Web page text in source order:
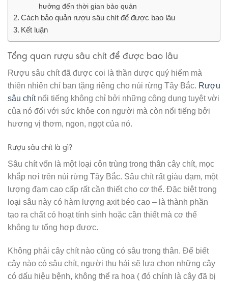
hưởng đến thời gian bảo quản
Cách bảo quản rượu sâu chít để được bao lâu
Kết luận
Tổng quan rượu sâu chít để được bao lâu
Rượu sâu chít đã được coi là thần dược quý hiếm mà
thiên nhiên chỉ ban tặng riêng cho núi rừng Tây Bắc. Rượu
sâu chítnổi tiếng không chỉ bởi những công dụng tuyệt vời
của nó đối với sức khỏe con người mà còn nổi tiếng bởi
hương vị thơm, ngon, ngọt của nó.
Rượu sâu chít là gì?
Sâu chít vốn là một loại côn trùng trong thân cây chít, mọc
khắp nơi trên núi rừng Tây Bắc. Sâu chít rất giàu đạm, một
lượng đạm cao cấp rất cần thiết cho cơ thể. Đặc biệt trong
loại sâu này có hàm lượng axit béo cao – là thành phần
tạo ra chất có hoạt tính sinh hoặc cần thiết mà cơ thể
không tự tổng hợp được.
Không phải cây chít nào cũng có sâu trong thân. Để biết
cây nào có sâu chít, người thu hái sẽ lựa chọn những cây
có dấu hiệu bệnh, không thể ra hoa ( đó chính là cây đã bị